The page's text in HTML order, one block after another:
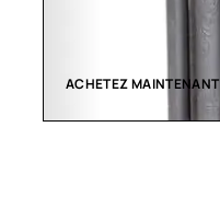
ACHETEZ MAINTENANT